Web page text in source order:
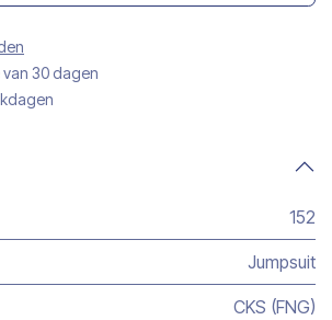
30 dagen
152
Jumpsuit
CKS (FNG)